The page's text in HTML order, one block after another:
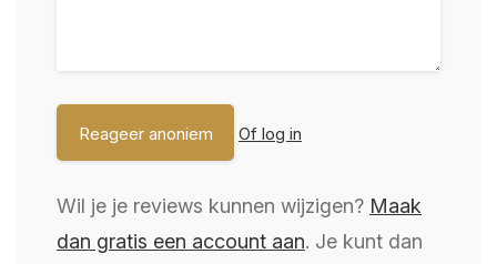
Of log in
Wil je je reviews kunnen wijzigen? Maak
dan gratis een account aan. Je kunt dan